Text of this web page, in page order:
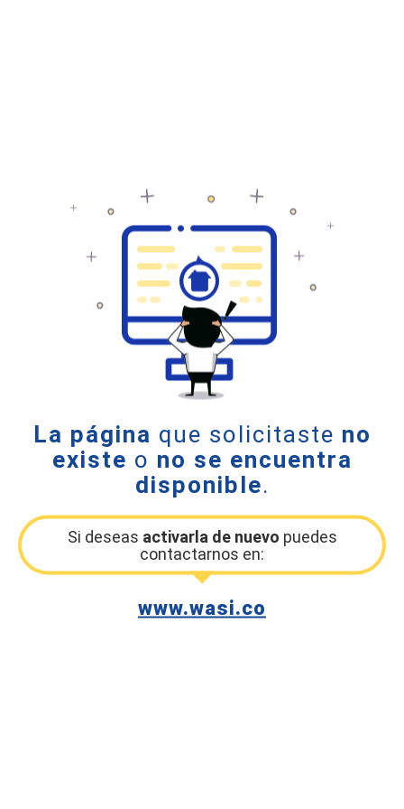
La página que solicitaste no
existe o no se encuentra
disponible.
Si deseas activarla de nuevo puedes
contactarnos en:
www.wasi.co